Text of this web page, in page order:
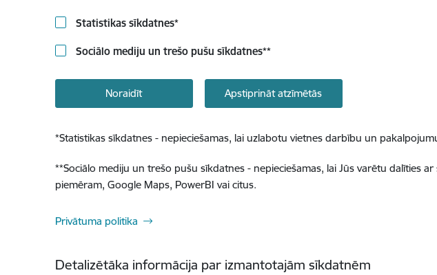
Statistikas sīkdatnes*
Sociālo mediju un trešo pušu sīkdatnes**
Noraidīt Apstiprināt atzīmētās
*Statistikas sīkdatnes - nepieciešamas, lai uzlabotu vietnes darbību un
**Sociālo mediju un trešo pušu sīkdatnes - nepieciešamas, lai Jūs varētu dalīties
piemēram, Google Maps, PowerBI vai citus.
Privātuma politika
Detalizētāka informācija par izmantotajām sīkdatnēm